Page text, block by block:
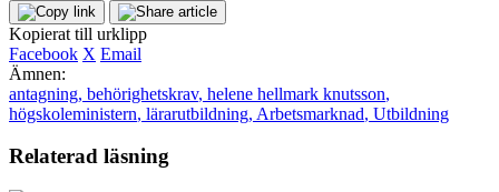
Kopierat till urklipp
Facebook X Email
Ämnen:
antagning, behörighetskrav, helene hellmark knutsson,
högskoleministern, lärarutbildning, Arbetsmarknad, Utbildning
Relaterad läsning